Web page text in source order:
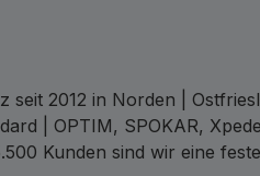
2012 in Norden |
| OPTIM, SPOKAR,
Kunden sind wir eine